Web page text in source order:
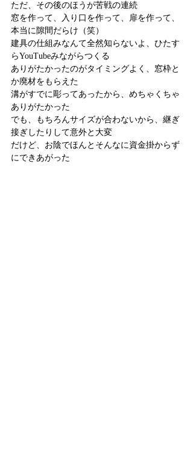
ただ、その後のほうが苦戦の連続
窓を作って、入り口を作って、扉を作って、
本当に隙間だらけ（笑）
建具の仕組みなんて全然知らないよ、ひたす
らYouTubeみながらつくる
ありがたかったのがタイミングよく、窓枠と
か廃材をもらえた
溝がすでに彫ってあったから、めちゃくちゃ
ありがたかった
でも、もちろんサイズが合わないから、継ぎ
接ぎしたりして意外と大変
だけど、お陰でほんとそんなに資金掛からず
にできあがった